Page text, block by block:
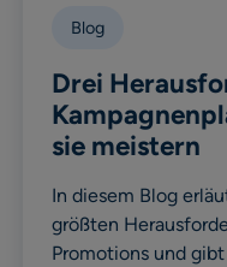
Blog
Drei
sie meistern
In diesem Blog
größten
Promotions und